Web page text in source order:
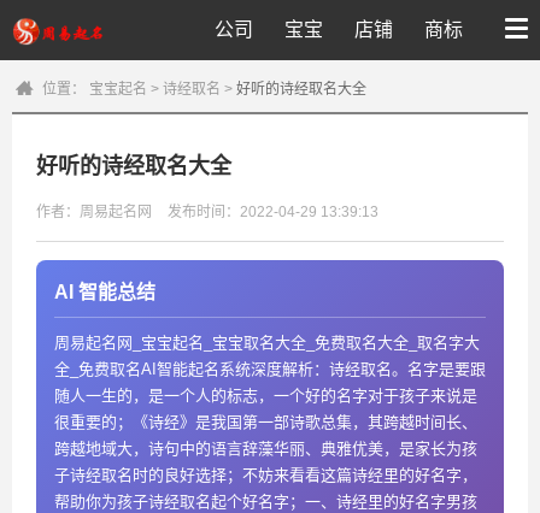
公司 宝宝 店铺 商标
位置： 宝宝起名 > 诗经取名 > 好听的诗经取名大全
好听的诗经取名大全
作者：周易起名网 发布时间：2022-04-29 13:39:13
AI 智能总结
周易起名网_宝宝起名_宝宝取名大全_免费取名大全_取名字大
全_免费取名AI智能起名系统深度解析：诗经取名。名字是要跟
随人一生的，是一个人的标志，一个好的名字对于孩子来说是
很重要的；《诗经》是我国第一部诗歌总集，其跨越时间长、
跨越地域大，诗句中的语言辞藻华丽、典雅优美，是家长为孩
子诗经取名时的良好选择；不妨来看看这篇诗经里的好名字，
帮助你为孩子诗经取名起个好名字；一、诗经里的好名字男孩